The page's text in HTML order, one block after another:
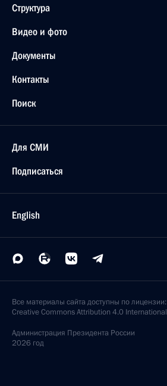
Структура
Видео и фото
Документы
Контакты
Поиск
Для СМИ
Подписаться
English
Все материалы сайта доступны по лицензии:
Creative Commons Attribution 4.0 International
Администрация Президента России
2026 год